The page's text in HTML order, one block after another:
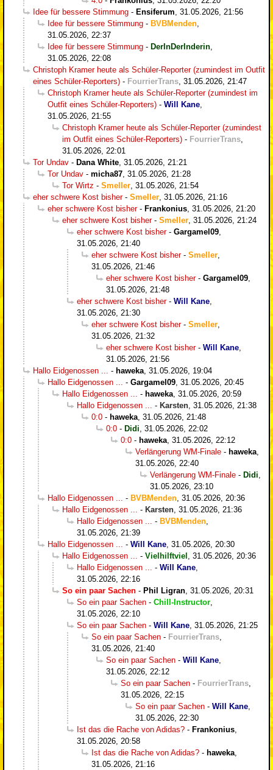
Idee für bessere Stimmung - Ensiferum 31.05.2026, 21:56
Idee für bessere Stimmung - BVBMenden
31.05.2026, 22:37
Idee für bessere Stimmung - DerInDerInderin
31.05.2026, 22:08
Christoph Kramer heute als Schüler-Reporter (zumindest im Outfit
eines Schüler-Reporters) - FourrierTrans 31.05.2026, 21:47
Christoph Kramer heute als Schüler-Reporter (zumindest im
Outfit eines Schüler-Reporters) - Will Kane
31.05.2026, 21:55
Christoph Kramer heute als Schüler-Reporter (zumindest
im Outfit eines Schüler-Reporters) - FourrierTrans
31.05.2026, 22:01
Tor Undav - Dana White 31.05.2026, 21:21
Tor Undav - micha87 31.05.2026, 21:28
Tor Wirtz - Smeller 31.05.2026, 21:54
eher schwere Kost bisher- Smeller 31.05.2026, 21:16
eher schwere Kost bisher- Frankonius 31.05.2026, 21:20
eher schwere Kost bisher- Smeller 31.05.2026, 21:24
eher schwere Kost bisher- Gargamel09
31.05.2026, 21:40
eher schwere Kost bisher- Smeller
31.05.2026, 21:46
eher schwere Kost bisher- Gargamel09
31.05.2026, 21:48
eher schwere Kost bisher- Will Kane
31.05.2026, 21:30
eher schwere Kost bisher- Smeller
31.05.2026, 21:32
eher schwere Kost bisher- Will Kane
31.05.2026, 21:56
Hallo Eidgenossen ...
- haweka 31.05.2026, 19:04
Hallo Eidgenossen ...
- Gargamel09 31.05.2026, 20:45
Hallo Eidgenossen ...
- haweka 31.05.2026, 20:59
Hallo Eidgenossen ...
- Karsten 31.05.2026, 21:38
0:0 - haweka 31.05.2026, 21:48
0:0 - Didi 31.05.2026, 22:02
0:0 - haweka 31.05.2026, 22:12
Verlängerung WM-Finale - haweka
31.05.2026, 22:40
Verlängerung WM-Finale - Didi
31.05.2026, 23:10
Hallo Eidgenossen ...
- BVBMenden 31.05.2026, 20:36
Hallo Eidgenossen ...
- Karsten 31.05.2026, 21:36
Hallo Eidgenossen ...
- BVBMenden
31.05.2026, 21:39
Hallo Eidgenossen ...
- Will Kane 31.05.2026, 20:30
Hallo Eidgenossen ...
- Vielhilftviel
31.05.2026, 20:36
Hallo Eidgenossen ...
- Will Kane
31.05.2026, 22:16
So ein paar Sachen - Phil Ligran 31.05.2026, 20:31
So ein paar Sachen - Chill-Instructor
31.05.2026, 22:10
So ein paar Sachen - Will Kane 31.05.2026, 21:25
So ein paar Sachen - FourrierTrans
31.05.2026, 21:40
So ein paar Sachen - Will Kane
31.05.2026, 22:12
So ein paar Sachen - FourrierTrans
31.05.2026, 22:15
So ein paar Sachen - Will Kane
31.05.2026, 22:30
Ist das die Rache von Adidas? - Frankonius
31.05.2026, 20:58
Ist das die Rache von Adidas? - haweka
31.05.2026, 21:16